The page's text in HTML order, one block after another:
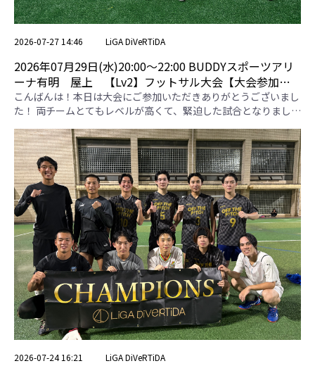
2026-07-27 14:46 LiGA DiVeRTiDA
2026年07月29日(水)20:00〜22:00 BUDDYスポーツアリ
ーナ有明 屋上 【Lv2】フットサル大会【大会参加者
用専用ページ】
こんばんは！本日は大会にご参加いただきありがとうございまし
た！ 両チームとてもレベルが高くて、緊迫した試合となりまし
でした。細かいパスで相手を翻弄していました！ 【ボーキサイ
ト15】 本日はお疲れさまでした。個人技でゴールに迫っていま
した！ 本日の優勝チームは"でらまん"さんです！優勝おめでと
うございます！ でらまん ボーキサイト15 勝点 得失点差 総得点
総失点 順位 でらまん ＊ 1 . 3-1 2 . 0-3 3 . 3-0 4 . 1-2 6 1 7 6 1 ボー
キサイト15 1 . 1-3 2 . 3-0 3 . 0-3 4 . 2-1 ＊ 6 -1 6 7 2
2026-07-24 16:21 LiGA DiVeRTiDA